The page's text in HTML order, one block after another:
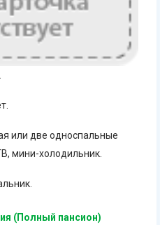
или две односпальные
мини-холодильник.
(Полный пансион)